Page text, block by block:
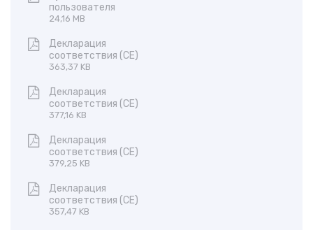
пользователя
24,16 MB
Декларация
соответствия (CE)
363,37 KB
Декларация
соответствия (CE)
377,16 KB
Декларация
соответствия (CE)
379,25 KB
Декларация
соответствия (CE)
357,47 KB